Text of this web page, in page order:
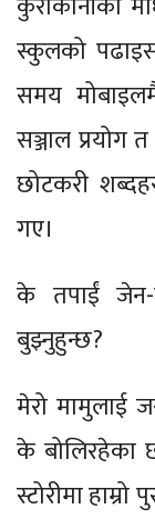
स्कुलको
समय
सञ्जाल प्रयोग
छोटकरी
गए।
के तपाईं जेन-
बुझ्नुहुन्छ?
मेरो मामुलाई
के
स्टोरीमा